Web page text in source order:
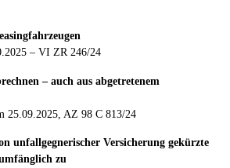
– VI ZR 246/24
– auch aus abgetretenem
25.09.2025, AZ 98 C 813/24
unfallgegnerischer Versicherung gekürzte
zu